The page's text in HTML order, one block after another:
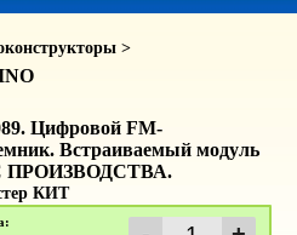
>
Цифровой FM-
Встраиваемый модуль
КИТ